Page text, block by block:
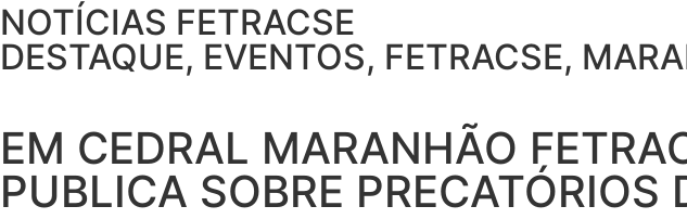
NOTÍCIAS FETRACSE
DESTAQUE, EVENTOS, FETRACSE,
EM CEDRAL MARANHÃO
PUBLICA SOBRE PRECATÓRIOS